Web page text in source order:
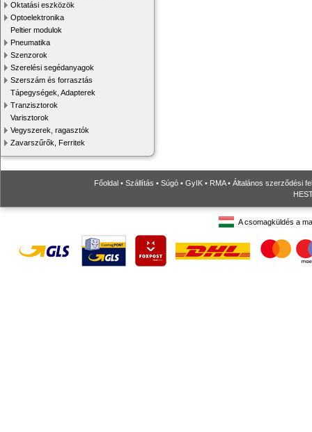
Oktatási eszközök
Optoelektronika
Peltier modulok
Pneumatika
Szenzorok
Szerelési segédanyagok
Szerszám és forrasztás
Tápegységek, Adapterek
Tranzisztorok
Varisztorok
Vegyszerek, ragasztók
Zavarszűrők, Ferritek
Főoldal • Szállítás • Súgó • GyIK • RMA• Általános szerződési
A csomagküldés a